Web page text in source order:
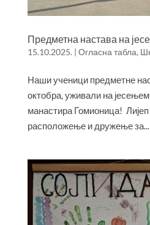
Предметна настава на
15.10.2025. | Огласна табла,
Наши ученици предметне
октобра, уживали на
манастира Гомионица!
расположење и дружење за...